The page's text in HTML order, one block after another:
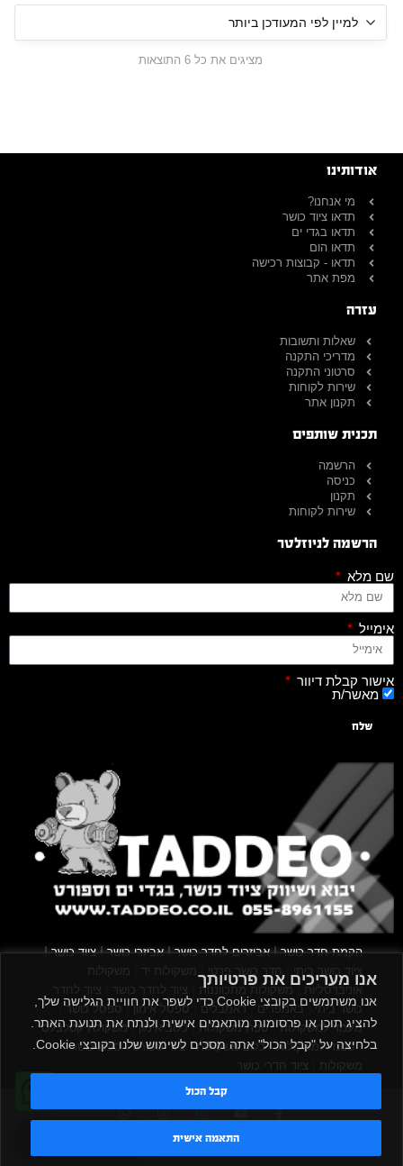
אנו מעריכים את פרטיותך
אנו משתמשים בקובצי Cookie כדי לשפר את חוויית הגלישה שלך,
להציג תוכן או פרסומות מותאמים אישית ולנתח את תנועת האתר.
בלחיצה על "קבל הכול" אתה מסכים לשימוש שלנו בקובצי Cookie.
התאמה אישית
קבל הכול
מציגים את כל ⁦6⁩ התוצאות
אודותינו
מי אנחנו?
תדאו ציוד כושר
תדאו בגדי ים
תדאו הום
תדאו - קבוצות רכישה
מפת אתר
עזרה
שאלות ותשובות
מדריכי התקנה
סרטוני התקנה
שירות לקוחות
תקנון אתר
תכנית שותפים
הרשמה
כניסה
תקנון
שירות לקוחות
הרשמה לניוזלטר
שם מלא
אימייל
אישור קבלת דיוור
מאשר/ת
שלח
הקמת חדר כושר|אביזרים לחדר כושר|אביזרי כושר|ציוד כושר|
ציוד כושר ביתי חדר כושר פרטי משקולות יד
משקולות
אוניברסליות | משקולות מתכווננות ציוד לחדר כושר
ציוד לחדר
כושר ביתי|באמפרים |דאמבלים |ספסל אימון | ספסל כושר|
מעמד למשקולות|ספת משקולות |כלוב אימון|משקולת קטלבלס
|סטנד למשקולות|כלוב משקולות|ציוד ספורט|ספת כושר|
משקולות ציוד חדרי כושר